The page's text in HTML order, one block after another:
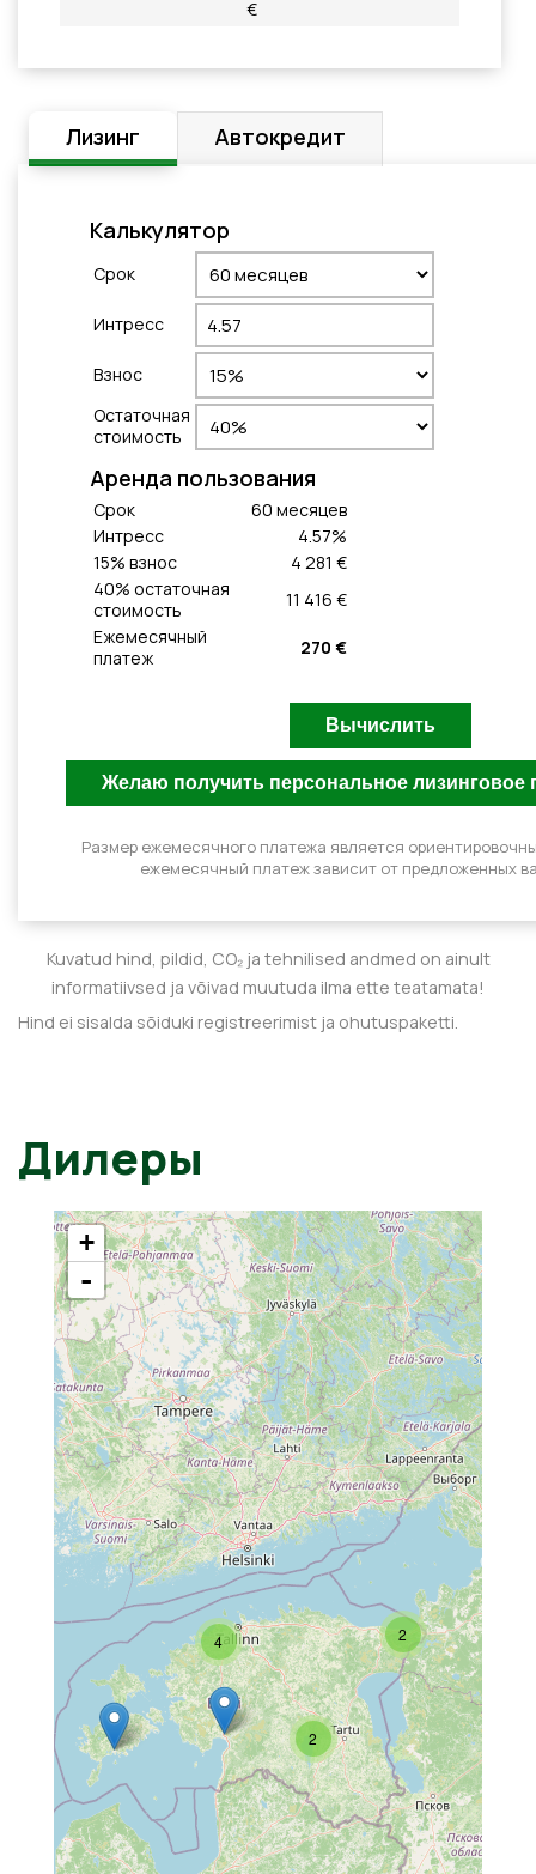
€
Лизинг Автокредит
Калькулятор
Cрок
Интресс
Взнос
Остаточная
стоимость
Aренда пользования
Cрок 60 месяцeв
Интресс
4.57%
15% взнос
4 281 €
40% остаточная
стоимость
11 416 €
Ежемесячный
платеж
270 €
Размер ежемесячного платежа является
ежемесячный платеж зависит от предложенных
Kuvatud hind, pildid, CO₂ ja tehnilised andmed on ainult
informatiivsed ja võivad muutuda ilma ette teatamata!
Hind ei sisalda sõiduki registreerimist ja ohutuspaketti.
Дилеры
2
2
4
+
-